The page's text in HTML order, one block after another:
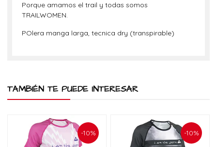
Porque amamos el trail y todas somos
TRAILWOMEN.
POlera manga larga, tecnica dry (transpirable)
TAMBIÉN TE PUEDE INTERESAR
-10% -10%